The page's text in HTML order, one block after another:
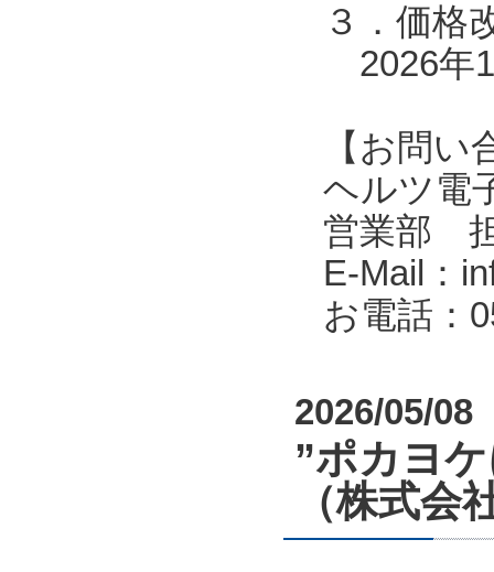
３．価格
2026年
【お問い
ヘルツ電
営業部
E-Mail：
お電話：
2026/05/08
”ポカヨ
（株式会